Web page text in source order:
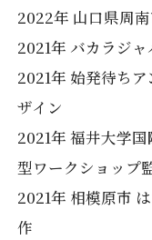
2022年 山口県周
2021年 バカラジ
2021年 始発待ち
ザイン
2021年 福井大学
型ワークショップ
2021年 相模原市
作